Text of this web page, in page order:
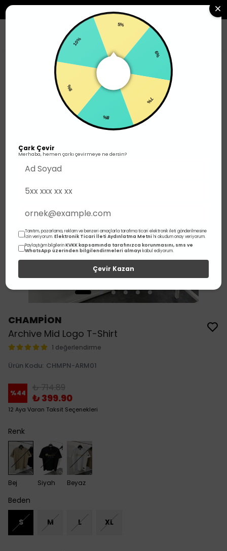
Üst Giyim T-shirt
CHAMPİON
Archive Mid Logo T-Shirt
1 değerlendirme
Ürün Kodu: CHMPN-ARM01
%44 ₺ 714.89
₺ 399.90
12 Aya Varan Taksit Seçenekleri
Renk
Bej Siyah Beyaz
Beden
S M L XL
5%
6%
7%
8%
9%
10%
Çark Çevir
Merhaba, hemen çarkı çevirmeye ne dersin?
Tanıtım, pazarlama, reklam ve benzeri amaçlarla tarafıma ticari elektronik ileti gönderilmesine
izin veriyorum.Elektronik Ticari İleti Aydınlatma Metni 'ni okudum onay veriyorum.
Paylaştığım bilgilerinKVKK kapsamında tarafınızca korunmasını, sms ve
WhatsApp üzerinden bilgilendirmeleri almayı kabul ediyorum.
Çevir Kazan